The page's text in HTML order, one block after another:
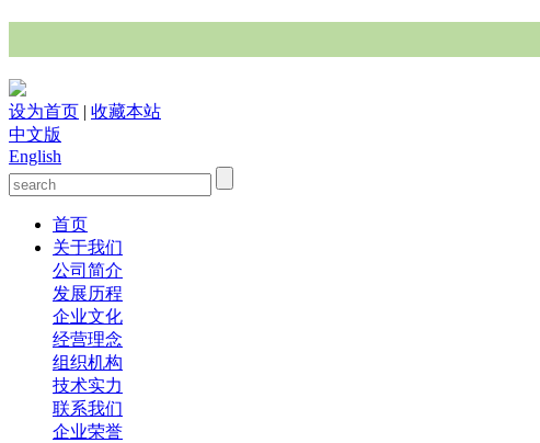
设为首页 | 收藏本站
中文版
English
首页
关于我们
公司简介
发展历程
企业文化
经营理念
组织机构
技术实力
联系我们
企业荣誉